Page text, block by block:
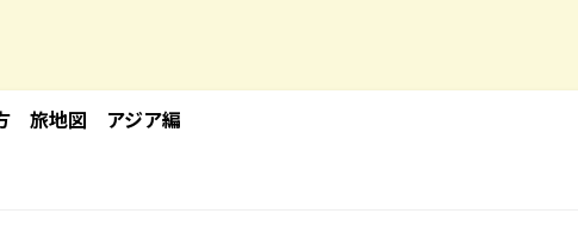
旅地図 アジア編